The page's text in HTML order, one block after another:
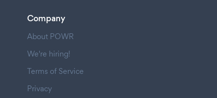
Company
About POWR
We're hiring!
Terms of Service
Privacy